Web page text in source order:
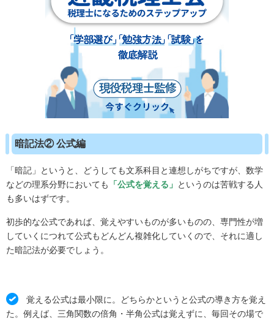
暗記法② 公式編
「暗記」というと、どうしても文系科目と連想しがちですが、数学
などの理系分野においても
「公式を覚える」 というのは苦戦する人
も多いはずです。
初歩的な公式であれば、覚えやすいものが多いものの、専門性が増
していくにつれて公式もどんどん複雑化していくので、それに適し
た暗記法が必要でしょう。
覚える公式は最小限に。どちらかというと公式の導き方を覚え
た。例えば、三角関数の倍角・半角公式は覚えずに、毎回その場で